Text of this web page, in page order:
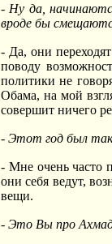
- Ну да,
вроде бы
- Да, они
поводу
политики не
Обама, на мой
совершит ничего
- Этот год был
- Мне очень часто
они себя ведут,
вещи.
- Это Вы про